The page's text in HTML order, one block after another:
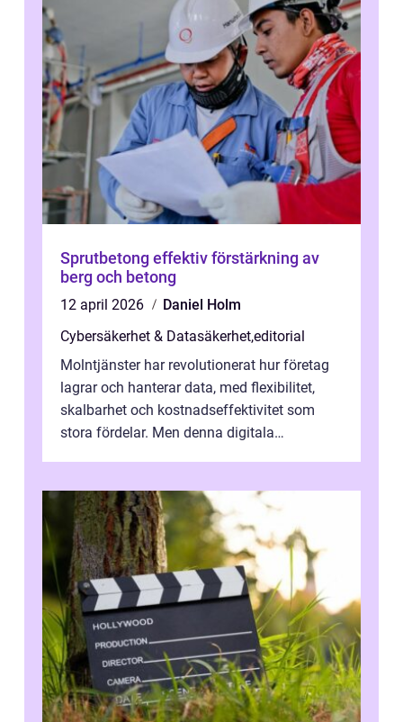
Sprutbetong effektiv förstärkning av
berg och betong
12 april 2026
Daniel Holm
Cybersäkerhet & Datasäkerhet,editorial
Molntjänster har revolutionerat hur företag
lagrar och hanterar data, med flexibilitet,
skalbarhet och kostnadseffektivitet som
stora fördelar. Men denna digitala